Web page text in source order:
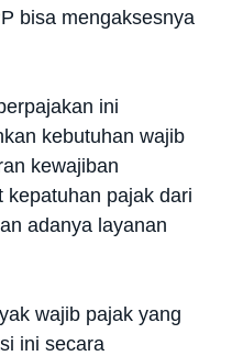
bisa mengaksesnya
ini
kebutuhan wajib
kewajiban
kepatuhan pajak dari
adanya layanan
wajib pajak yang
ini secara